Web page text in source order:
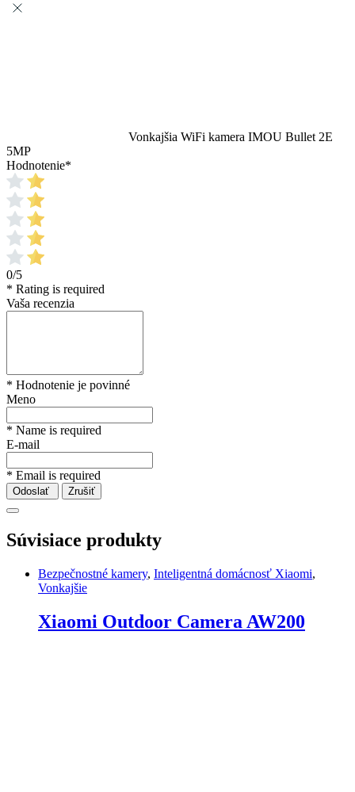
Vonkajšia WiFi kamera IMOU Bullet 2E
5MP
Hodnotenie*
0/5
* Rating is required
Vaša recenzia
* Hodnotenie je povinné
Meno
* Name is required
E-mail
* Email is required
Odoslať Zrušiť
Súvisiace produkty
Bezpečnostné kamery, Inteligentná domácnosť Xiaomi,
Vonkajšie
Xiaomi Outdoor Camera AW200